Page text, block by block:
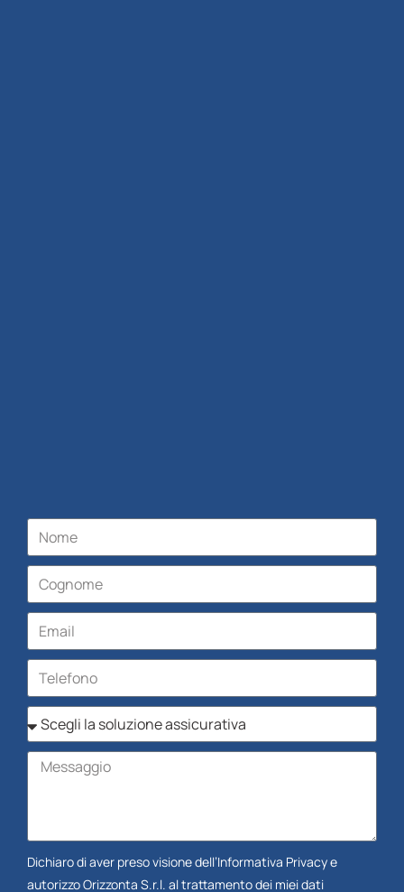
Dichiaro di aver preso visione dell’Informativa Privacye
autorizzo Orizzonta S.r.l. al trattamento dei miei dati